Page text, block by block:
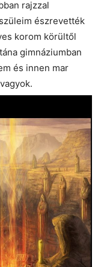
rajzzal
észrevették
korom körültől
gimnáziumban
és innen mar